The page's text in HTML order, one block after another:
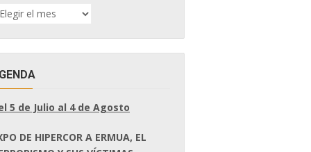
5 de Julio al 4 de Agosto
DE HIPERCOR A ERMUA, EL